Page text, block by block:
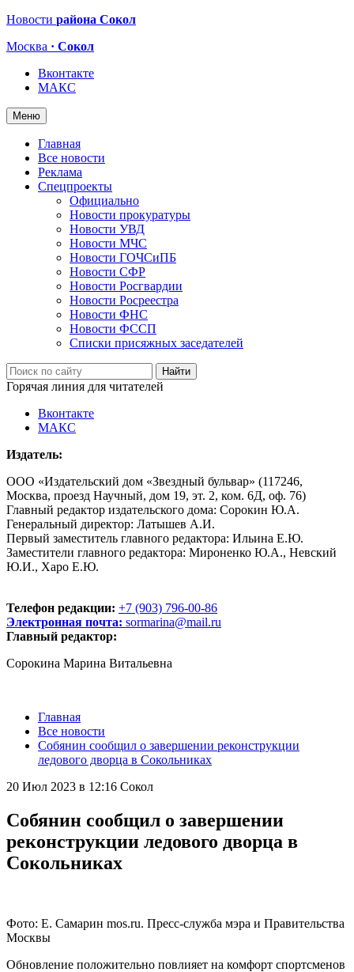
Новости района Сокол
Москва · Сокол
Вконтакте
МАКС
Меню
Главная
Все новости
Реклама
Спецпроекты
Официально
Новости прокуратуры
Новости УВД
Новости МЧС
Новости ГОЧСиПБ
Новости СФР
Новости Росгвардии
Новости Росреестра
Новости ФНС
Новости ФССП
Списки присяжных заседателей
Горячая линия для читателей
Вконтакте
МАКС
Издатель:
ООО «Издательский дом «Звездный бульвар» (117246,
Москва, проезд Научный, дом 19, эт. 2, ком. 6Д, оф. 76)
Главный редактор издательского дома: Сорокин Ю.А.
Генеральный директор: Латышев А.И.
Первый заместитель главного редактора: Ильина Е.Ю.
Заместители главного редактора: Мироненко Ю.А., Невский
Ю.И., Харо Е.Ю.
Телефон редакции: +7 (903) 796-00-86
Электронная почта: sormarina@mail.ru
Главный редактор:
Сорокина Марина Витальевна
Главная
Все новости
Собянин сообщил о завершении реконструкции
ледового дворца в Сокольниках
20 Июл 2023 в 12:16 Сокол
Собянин сообщил о завершении
реконструкции ледового дворца в
Сокольниках
Фото: Е. Самарин mos.ru. Пресс-служба мэра и Правительства
Москвы
Обновление положительно повлияет на комфорт спортсменов